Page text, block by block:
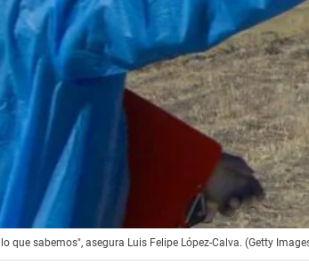
que sabemos", asegura Luis Felipe López-Calva. (Getty